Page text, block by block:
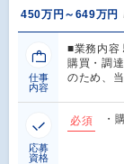
450万円～649万円
仕事
内容
■業務内容
購買・調
のため、
応募
資格
必須 ・